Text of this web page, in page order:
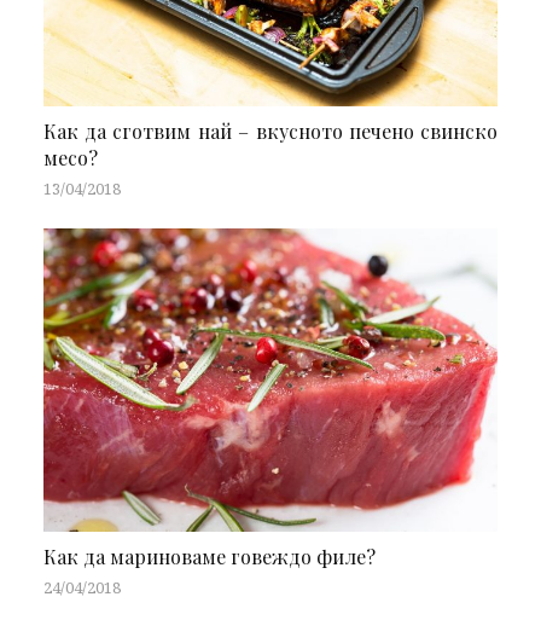
Как да сготвим най – вкусното печено свинско
месо?
13/04/2018
Как да мариноваме говеждо филе?
24/04/2018